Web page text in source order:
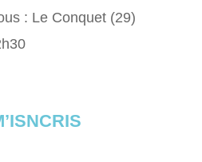
: Le Conquet (29)